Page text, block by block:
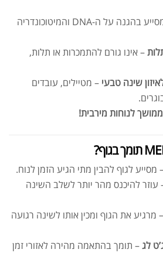
– מסייע בהגנה על ה-DNA והמיטוכונדריה
– אינו גורם להתמכרות או תלות,
שינה טבעי – מטיילים, עובדים
מסייע לגוף להבין מתי הגיע הזמן לנוח.
עוזר להיכנס מהר יותר לשלב השינה
– מרגיע את הגוף ומכין אותו לשינה רגועה
לג– תומך בהתאמה מהירה לאזורי זמן